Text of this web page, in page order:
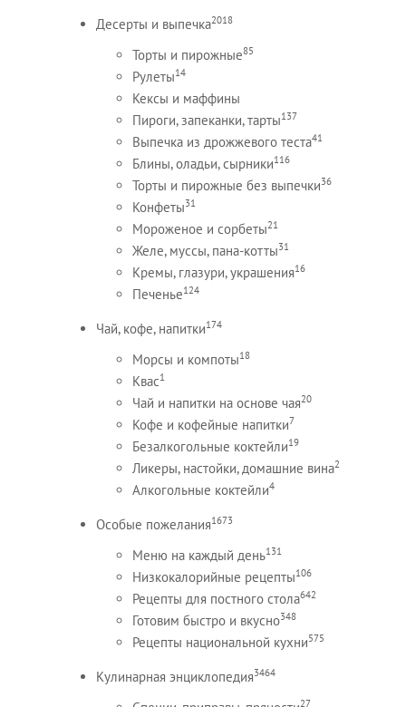
Десерты и выпечка2018
Торты и пирожные85
Рулеты14
Кексы и маффины
Пироги, запеканки, тарты137
Выпечка из дрожжевого теста41
Блины, оладьи, сырники116
Торты и пирожные без выпечки36
Конфеты31
Мороженое и сорбеты21
Желе, муссы, пана-котты31
Кремы, глазури, украшения16
Печенье124
Чай, кофе, напитки174
Морсы и компоты18
Квас1
Чай и напитки на основе чая20
Кофе и кофейные напитки7
Безалкогольные коктейли19
Ликеры, настойки, домашние вина2
Алкогольные коктейли4
Особые пожелания1673
Меню на каждый день131
Низкокалорийные рецепты106
Рецепты для постного стола642
Готовим быстро и вкусно348
Рецепты национальной кухни575
Кулинарная энциклопедия3464
27